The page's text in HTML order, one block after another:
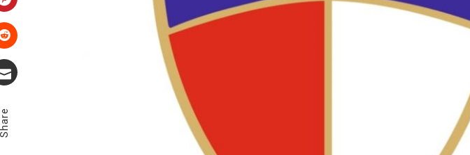
Pinterest
Stumbleupon